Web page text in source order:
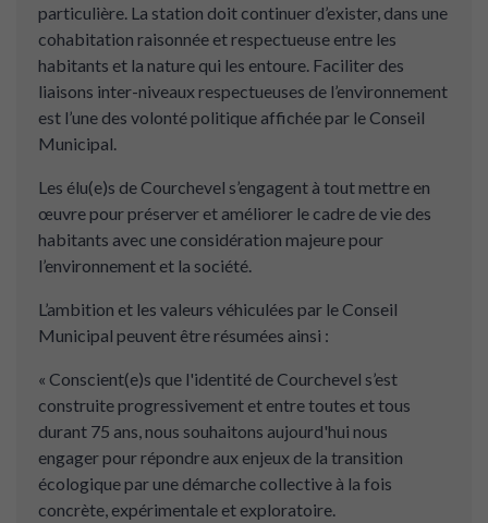
particulière. La station doit continuer d’exister, dans une
cohabitation raisonnée et respectueuse entre les
habitants et la nature qui les entoure. Faciliter des
liaisons inter-niveaux respectueuses de l’environnement
est l’une des volonté politique affichée par le Conseil
Municipal.
Les élu(e)s de Courchevel s’engagent à tout mettre en
œuvre pour préserver et améliorer le cadre de vie des
habitants avec une considération majeure pour
l’environnement et la société.
L’ambition et les valeurs véhiculées par le Conseil
Municipal peuvent être résumées ainsi :
« Conscient(e)s que l'identité de Courchevel s’est
construite progressivement et entre toutes et tous
durant 75 ans, nous souhaitons aujourd'hui nous
engager pour répondre aux enjeux de la transition
écologique par une démarche collective à la fois
concrète, expérimentale et exploratoire.